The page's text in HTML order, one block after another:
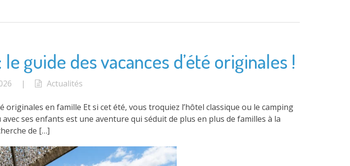
guide des vacances d’été originales !
| Actualités
originales en famille Et si cet été, vous troquiez l’hôtel classique ou le camping
ses enfants est une aventure qui séduit de plus en plus de familles à la
de […]